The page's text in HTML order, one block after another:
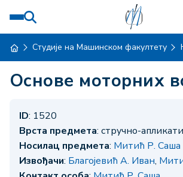
Студије на Машинском факултету
Основе моторних
ID: 1520
Врста предмета: стручно-
Носилац предмета: Митић Р. Саша
Извођачи: Благојевић А. Иван,